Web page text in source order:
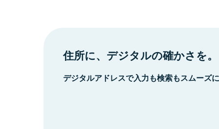
住所に、デジタルの確かさを。
デジタルアドレスで入力も検索もスムーズ